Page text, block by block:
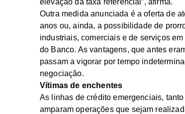
elevação da taxa referencial”, afirma.
Outra medida anunciada é a oferta de
anos ou, ainda, a possibilidade de
industriais, comerciais e de serviços
do Banco. As vantagens, que antes
passam a vigorar por tempo
negociação.
Vítimas de enchentes
As linhas de crédito emergenciais,
amparam operações que sejam